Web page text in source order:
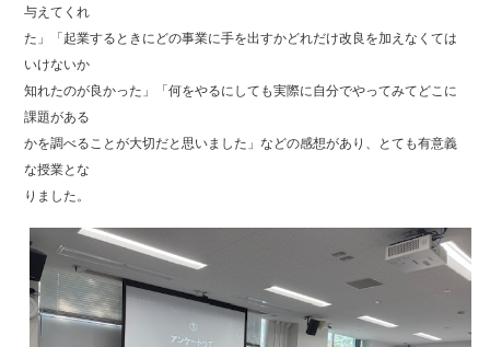
与えてくれ
た」「起業するときにどの事業に手を出すかどれだけ改良を加えなくては
いけないか
知れたのが良かった」「何をやるにしても実際に自分でやってみてどこに
課題がある
かを調べることが大切だと思いました」などの感想があり、とても有意義
な授業とな
りました。